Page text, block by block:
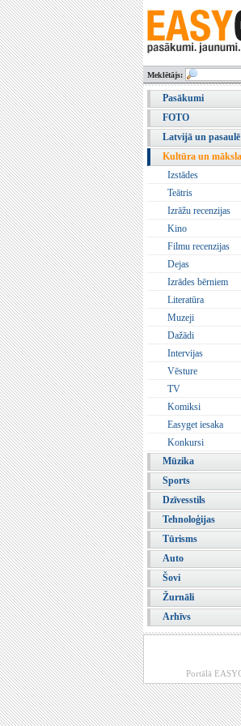
Meklētājs:
Pasākumi
FOTO
Latvijā un pasaulē
Kultūra un māksla
Izstādes
Teātris
Izrāžu recenzijas
Kino
Filmu recenzijas
Dejas
Izrādes bērniem
Literatūra
Muzeji
Dažādi
Intervijas
Vēsture
TV
Komiksi
Easyget iesaka
Konkursi
Mūzika
Sports
Dzīvesstils
Tehnoloģijas
Tūrisms
Auto
Šovi
Žurnāli
Arhīvs
Portālā